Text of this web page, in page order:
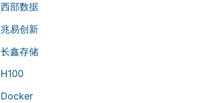
西部数据
兆易创新
长鑫存储
H100
Docker